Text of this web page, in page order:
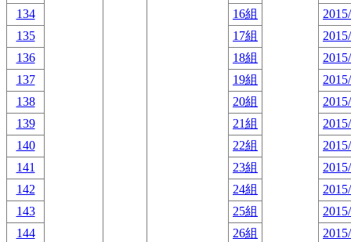
134
16組
135
17組
136
18組
137
19組
138
20組
139
21組
140
22組
141
23組
142
24組
143
25組
144
26組